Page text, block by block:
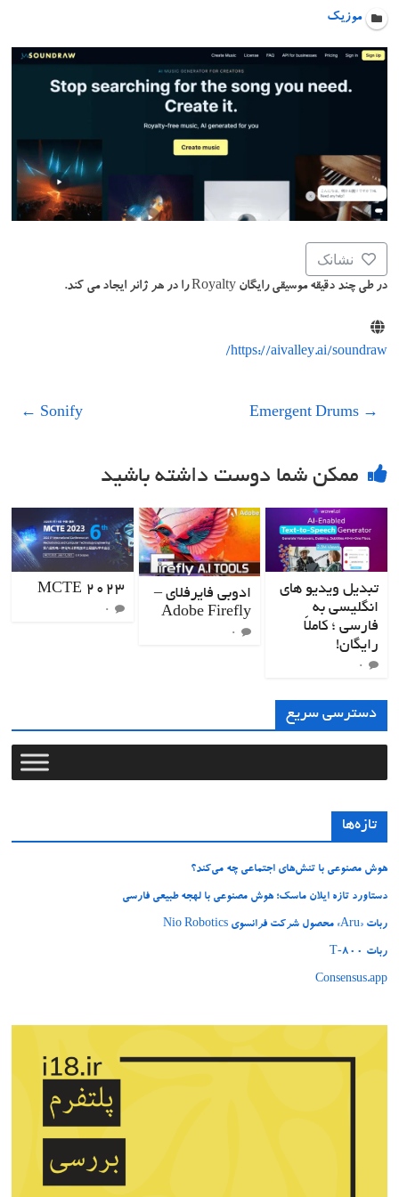
موزیک
نشانک
در طی چند دقیقه موسیقی رایگان Royalty را در هر ژانر ایجاد می کند.
https://aivalley.ai/soundraw/
→
Emergent Drums
Sonify
←
ممکن شما دوست داشته باشید
تبدیل ویدیو های
انگلیسی به
فارسی ؛ کاملاً
رایگان!
۰
ادوبی فایرفلای –
Adobe Firefly
۰
MCTE 2023
۰
دسترسی سریع
تازه‌ها
هوش مصنوعی با تنش‌های اجتماعی چه می‌کند؟
دستاورد تازه ایلان ماسک؛ هوش مصنوعی با لهجه طبیعی فارسی
ربات «Aru» محصول شرکت فرانسوی Nio Robotics
ربات T‑800
Consensus.app